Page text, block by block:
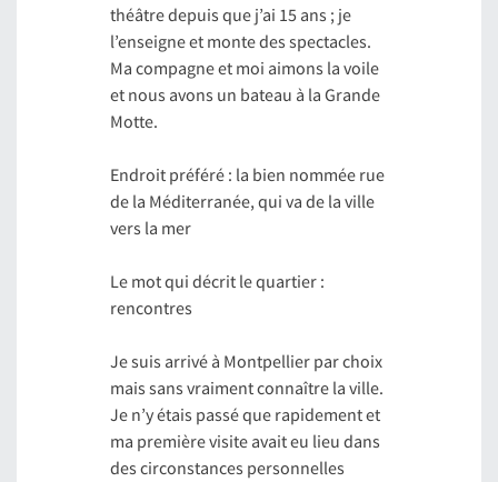
théâtre depuis que j’ai 15 ans ; je
l’enseigne et monte des spectacles.
Ma compagne et moi aimons la voile
et nous avons un bateau à la Grande
Motte.
Endroit préféré : la bien nommée rue
de la Méditerranée, qui va de la ville
vers la mer
Le mot qui décrit le quartier :
rencontres
Je suis arrivé à Montpellier par choix
mais sans vraiment connaître la ville.
Je n’y étais passé que rapidement et
ma première visite avait eu lieu dans
des circonstances personnelles